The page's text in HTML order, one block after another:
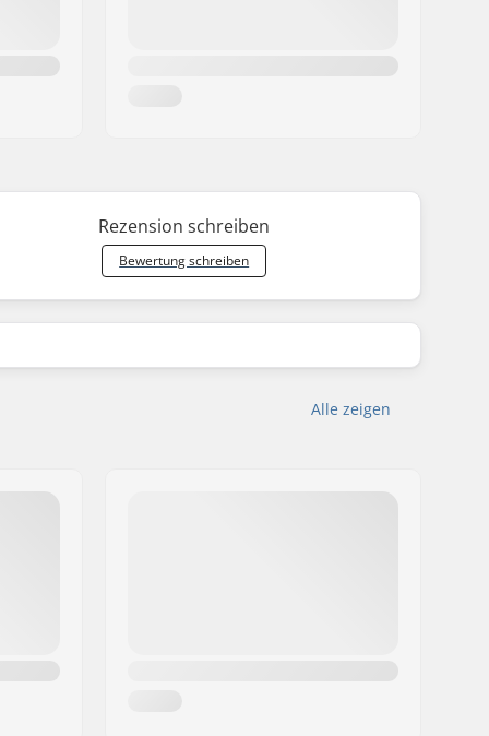
Rezension schreiben
Bewertung schreiben
Alle zeigen